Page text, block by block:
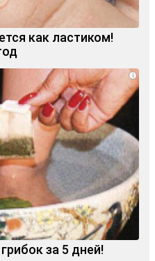
как ластиком!
i
за 5 дней!